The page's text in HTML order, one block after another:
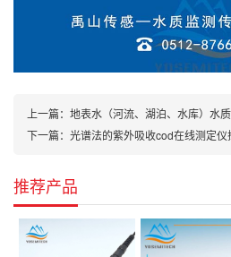
上一篇： 地表水（河流、湖泊、水库）水
下一篇： 光谱法的紫外吸收cod在线测定仪
推荐产品